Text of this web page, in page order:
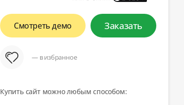
Смотреть демо Заказать
— в избранное
Купить сайт можно любым способом: